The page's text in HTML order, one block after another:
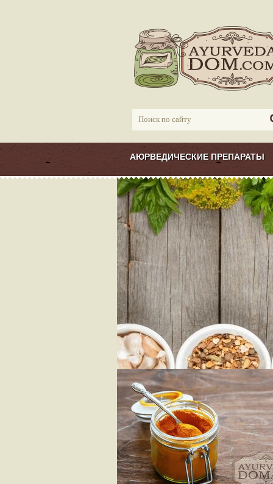
АЮРВЕДИЧЕСКИЕ ПРЕПАРАТЫ